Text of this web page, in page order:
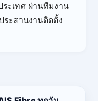
ะเทศ ผ่านทีมงาน
ะสานงานติดตั้ง